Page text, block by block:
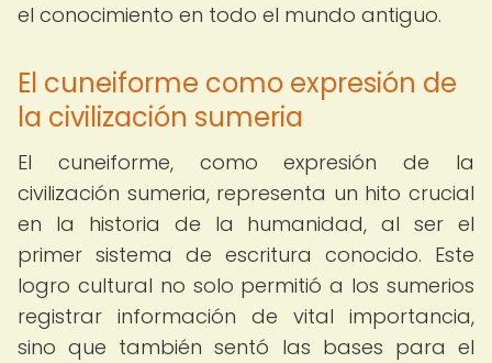
el conocimiento en todo el mundo antiguo.
El cuneiforme como expresión de
la civilización sumeria
El cuneiforme, como expresión de la
civilización sumeria, representa un hito crucial
en la historia de la humanidad, al ser el
primer sistema de escritura conocido. Este
logro cultural no solo permitió a los sumerios
registrar información de vital importancia,
sino que también sentó las bases para el